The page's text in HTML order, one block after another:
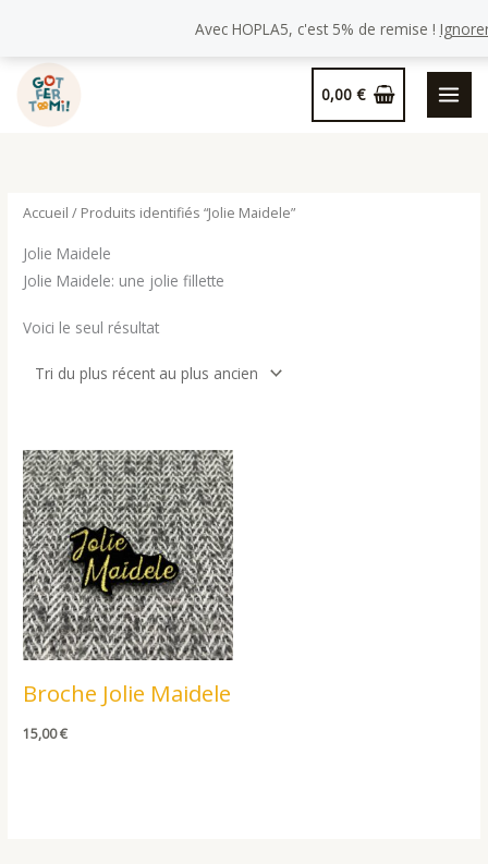
Avec HOPLA5, c'est 5% de remise !
0,00€
Accueil / Produits identifiés “Jolie Maidele”
Jolie Maidele
Jolie Maidele: une jolie fillette
Voici le seul résultat
Broche Jolie Maidele
15,00€